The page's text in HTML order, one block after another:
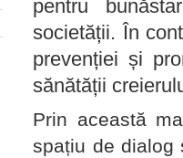
pentru
societății. În
prevenției și
sănătății
Prin această
spațiu de dialog